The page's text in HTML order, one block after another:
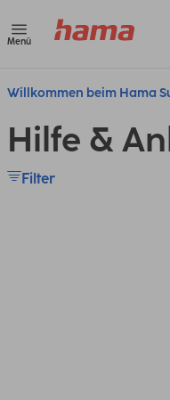
Menü
Willkommen beim Hama
Hilfe &
Filter